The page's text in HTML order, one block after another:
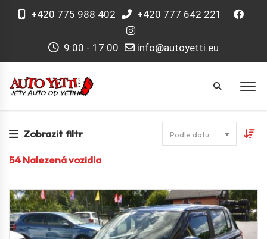
+420 775 988 402 +420 777 642 221
9:00 - 17:00 info@autoyetti.eu
Zobrazit filtr
54Nalezená vozidla